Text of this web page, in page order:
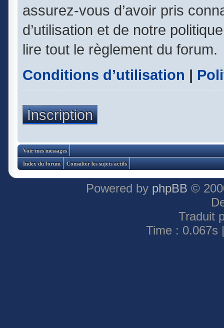
assurez-vous d’avoir pris
d’utilisation et de notre
lire tout le règlement du forum.
Conditions d’utilisation |
Inscription
Voir mes messages
Index du forum Consulter les sujets actifs
Powered by phpBB ©
Traduit
Time : 0.067s